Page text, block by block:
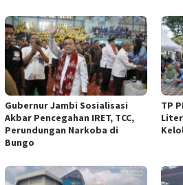
Gubernur Jambi Sosialisasi
Akbar Pencegahan IRET, TCC,
Perundungan Narkoba di
Bungo
TP